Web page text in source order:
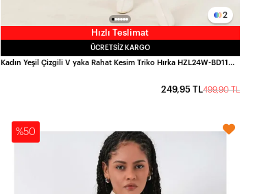
Hızlı Teslimat
2
ÜCRETSIZ KARGO
Kadın Yeşil Çizgili V yaka Rahat Kesim Triko Hırka HZL24W-BD1102151
499,90 TL
249,95 TL
%50